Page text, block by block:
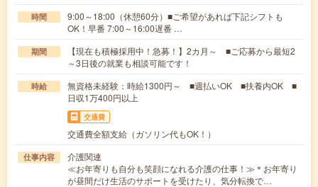
時間
9:00～18:00（休憩60分）■ご希望があれば下記シフトも
OK！早番 7:00～16:00遅番 …
期間
【現在も積極採用中！急募！】2カ月～ ■ご応募から最短2
～3日後の就業も相談可能です！
時給
無資格未経験：時給1300円～ ■週払いOK ■扶養内OK ■
日収1万400円以上
交通費
交通費全額支給（ガソリン代もOK！）
仕事内容
介護関連
≪お年寄りも自分も笑顔になれる介護の仕事！≫＊お年寄り
が昼間だけ生活のサポートを受けたり、気分転換で…